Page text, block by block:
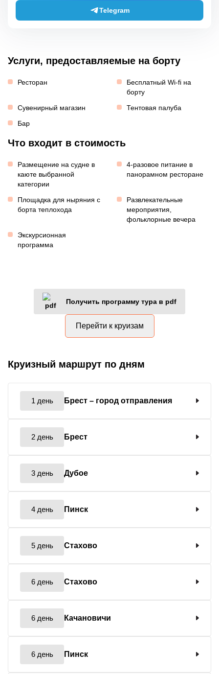
Telegram
Услуги, предоставляемые на борту
Ресторан
Бесплатный Wi-fi на
борту
Сувенирный магазин
Тентовая палуба
Бар
Что входит в стоимость
Размещение на судне в
каюте выбранной
категории
4-разовое питание в
панорамном ресторане
Площадка для ныряния с
борта теплохода
Развлекательные
мероприятия,
фольклорные вечера
Экскурсионная
программа
Получить программу тура в pdf
Перейти к круизам
Круизный маршрут по дням
1 день Брест – город отправления
2 день Брест
3 день Дубое
4 день Пинск
5 день Стахово
6 день Стахово
6 день Качановичи
6 день Пинск